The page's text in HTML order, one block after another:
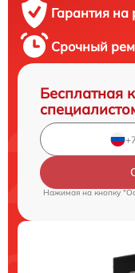
Гарантия на
Срочный
Бесплатная
Нажимая на кнопку